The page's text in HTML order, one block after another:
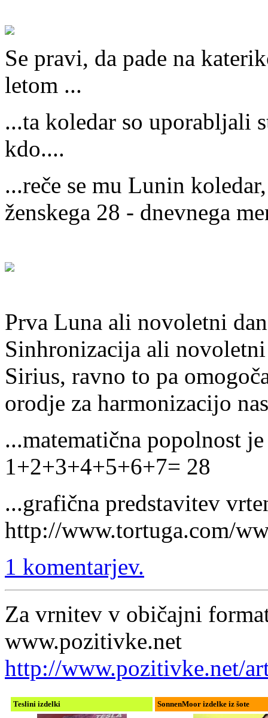
Se pravi, da pade na
letom ...
...ta koledar so uporabljali
kdo....
...reče se mu Lunin
ženskega 28 - dnevnega
Prva Luna ali novoletni
Sinhronizacija ali
Sirius, ravno to pa
orodje za harmonizacijo
...matematična popolnost
1+2+3+4+5+6+7= 28
...grafična predstavitev
http://www.tortuga.com/
1 komentarjev.
Za vrnitev v običajni
www.pozitivke.net
http://www.pozitivke.net/
Teslini izdelki SonnenMoor izdelke iz šote